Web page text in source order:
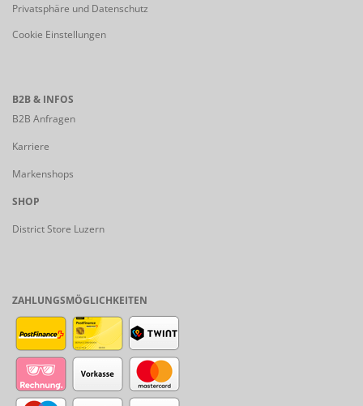
Privatsphäre und Datenschutz
Cookie Einstellungen
B2B & INFOS
B2B Anfragen
Karriere
Markenshops
SHOP
District Store Luzern
ZAHLUNGSMÖGLICHKEITEN